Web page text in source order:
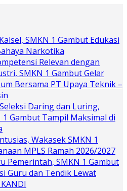
SMKN 1 Gambut Edukasi
Narkotika
Relevan dengan
SMKN 1 Gambut Gelar
Bersama PT Upaya Teknik –
Daring dan Luring,
1 Gambut Tampil Maksimal di
Wakasek SMKN 1
MPLS Ramah 2026/2027
Pemerintah, SMKN 1 Gambut
Guru dan Tendik Lewat